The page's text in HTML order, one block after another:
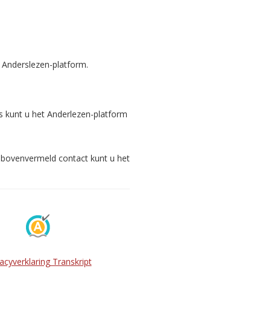
platform.
kunt u het Anderlezen-platform
contact kunt u het
Transkript